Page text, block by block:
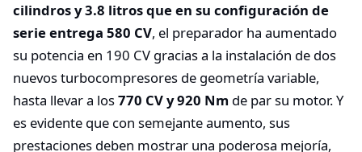
cilindros y 3.8 litros que en su configuración de
serie entrega 580 CV, el preparador ha aumentado
su potencia en 190 CV gracias a la instalación de dos
nuevos turbocompresores de geometría variable,
hasta llevar a los770 CV y 920 Nm de par su motor. Y
es evidente que con semejante aumento, sus
prestaciones deben mostrar una poderosa mejoría,